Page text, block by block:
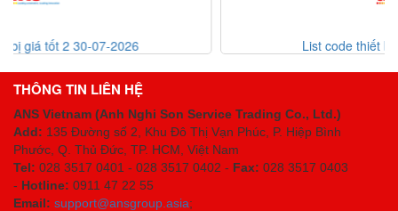
List code thiết bị giá tốt 30-07-2026
THÔNG TIN LIÊN HỆ
ANS Vietnam (Anh Nghi Son Service Trading Co., Ltd.)
Add: 135 Đường số 2, Khu Đô Thị Vạn Phúc, P. Hiệp Bình
Phước, Q. Thủ Đức, TP. HCM , Việt Nam
Tel: 028 3517 0401 - 028 3517 0402 - Fax: 028 3517 0403
- Hotline: 0911 47 22 55
Email: support@ansgroup.asia;